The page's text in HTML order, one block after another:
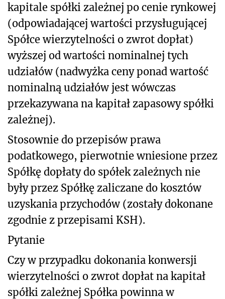
kapitale spółki zależnej po cenie rynkowej
(odpowiadającej wartości przysługującej
Spółce wierzytelności o zwrot dopłat)
wyższej od wartości nominalnej tych
udziałów (nadwyżka ceny ponad wartość
nominalną udziałów jest wówczas
przekazywana na kapitał zapasowy spółki
zależnej).
Stosownie do przepisów prawa
podatkowego, pierwotnie wniesione przez
Spółkę dopłaty do spółek zależnych nie
były przez Spółkę zaliczane do kosztów
uzyskania przychodów (zostały dokonane
zgodnie z przepisami KSH).
Pytanie
Czy w przypadku dokonania konwersji
wierzytelności o zwrot dopłat na kapitał
spółki zależnej Spółka powinna w